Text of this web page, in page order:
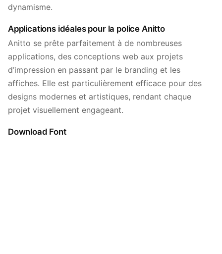
dynamisme.
Applications idéales pour la police Anitto
Anitto se prête parfaitement à de nombreuses
applications, des conceptions web aux projets
d’impression en passant par le branding et les
affiches. Elle est particulièrement efficace pour des
designs modernes et artistiques, rendant chaque
projet visuellement engageant.
Download Font